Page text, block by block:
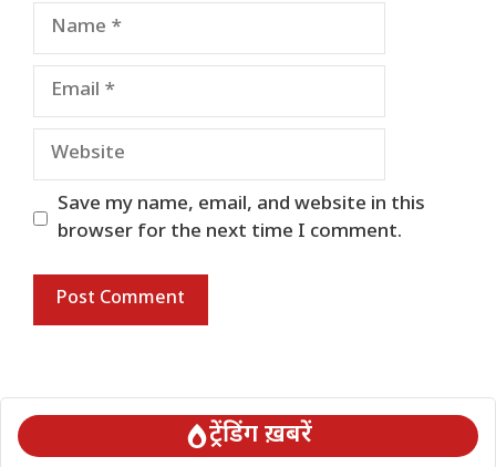
Name
Email
Website
Save my name, email, and website in this
browser for the next time I comment.
ट्रेंडिंग ख़बरें